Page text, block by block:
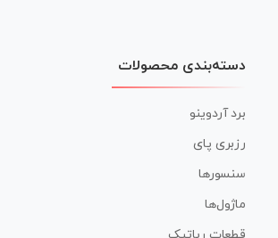
دسته‌بندی محصولات
برد آردوینو
رزبری پای
سنسورها
ماژول‌ها
قطعات رباتیک